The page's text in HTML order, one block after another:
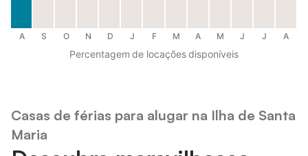
A S O N D J F M A M J J A
Percentagem de locações disponíveis
Casas de férias para alugar na Ilha de Santa
Maria